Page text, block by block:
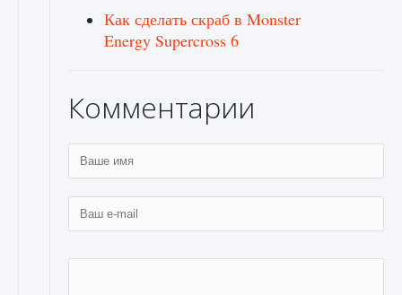
Как сделать скраб в Monster
Energy Supercross 6
Комментарии